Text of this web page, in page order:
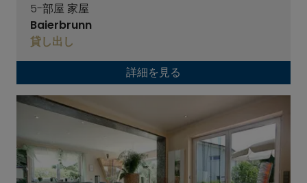
5-部屋 家屋
Baierbrunn
貸し出し
詳細を見る